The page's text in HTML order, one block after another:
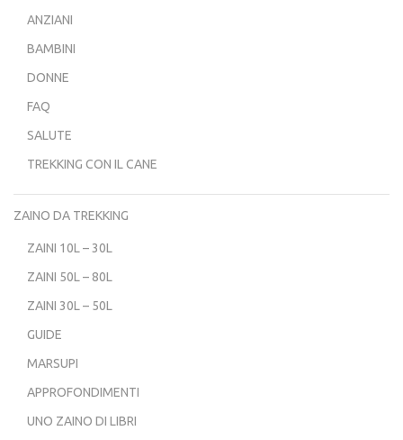
ANZIANI
BAMBINI
DONNE
FAQ
SALUTE
TREKKING CON IL CANE
ZAINO DA TREKKING
ZAINI 10L – 30L
ZAINI 50L – 80L
ZAINI 30L – 50L
GUIDE
MARSUPI
APPROFONDIMENTI
UNO ZAINO DI LIBRI